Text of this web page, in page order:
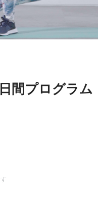
間プログラ